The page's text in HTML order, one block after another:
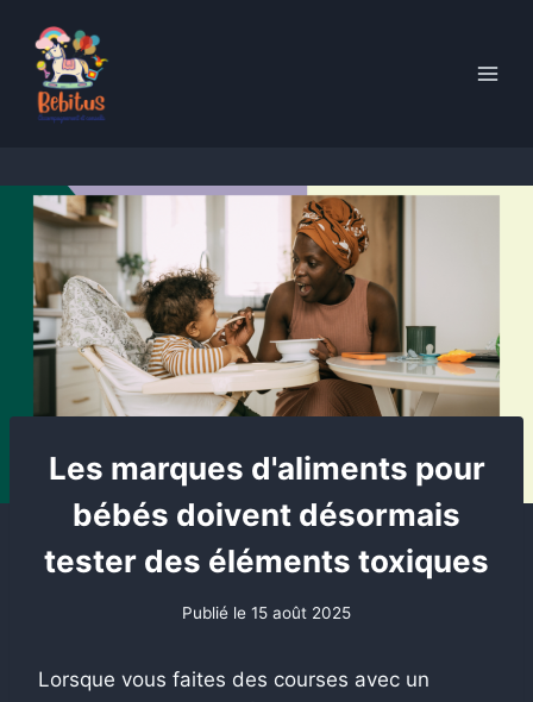
content
Les marques d'aliments pour
bébés doivent désormais
tester des éléments toxiques
Publié le 15 août 2025
Lorsque vous faites des courses avec un